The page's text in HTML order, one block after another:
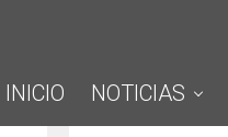
INICIO NOTICIAS